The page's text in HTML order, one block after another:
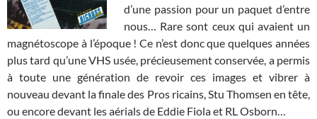
d’une passion pour un paquet d’entre
nous… Rare sont ceux qui avaient un
magnétoscope à l’époque ! Ce n’est donc que quelques années
plus tard qu’une VHS usée, précieusement conservée, a permis
à toute une génération de revoir ces images et vibrer à
nouveau devant la finale des Pros ricains, Stu Thomsen en tête,
ou encore devant les aérials de Eddie Fiola et RL Osborn…